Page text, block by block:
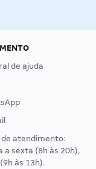
de ajuda
atendimento:
a sexta (8h às 20h),
às 13h).